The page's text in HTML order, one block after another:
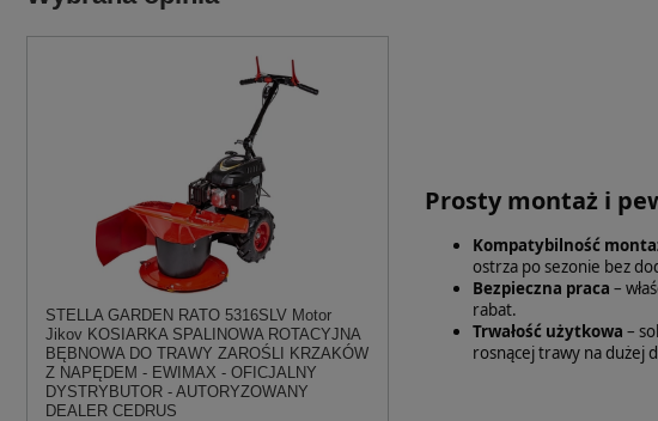
STELLA GARDEN RATO 5316SLV Motor
Jikov KOSIARKA SPALINOWA ROTACYJNA
BĘBNOWA DO TRAWY ZAROŚLI KRZAKÓW
Z NAPĘDEM - EWIMAX - OFICJALNY
DYSTRYBUTOR - AUTORYZOWANY
DEALER CEDRUS
Prosty montaż i
Kompatybilność
ostrza po sezonie bez
Bezpieczna praca –
rabat.
Trwałość użytkowa –
rosnącej trawy na dużej